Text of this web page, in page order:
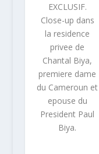
EXCLUSIF.
Close-up dans
la residence
privee de
Chantal Biya,
premiere dame
du Cameroun et
epouse du
President Paul
Biya.